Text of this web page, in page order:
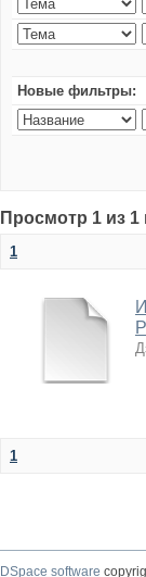
Новые фильтры:
Просмотр 1 из 1
1
1
DSpace software